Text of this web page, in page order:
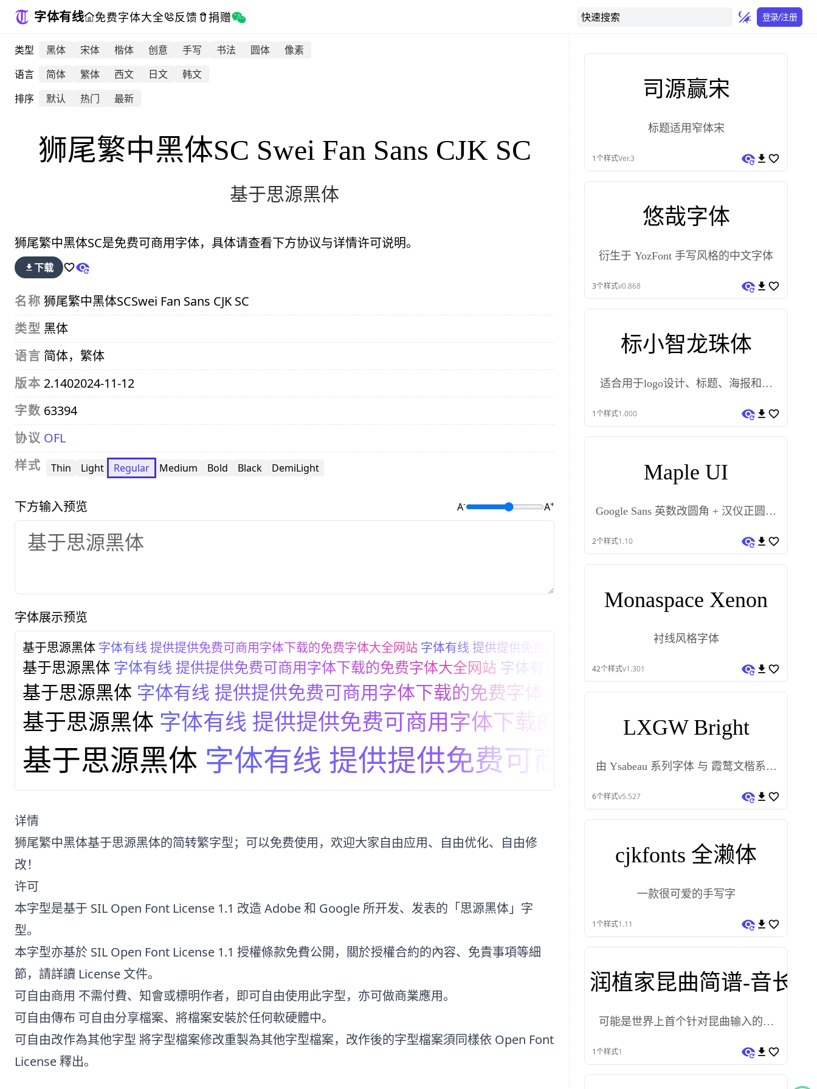
字体有线 免费字体大全 反馈 捐赠 快速搜索 登录/注册
类型 黑体 宋体 楷体 创意 手写 书法 圆体
像素
语言
简体 繁体 西文 日文
韩文
排序
默认 热门 最新
狮尾繁中黑体SC Swei Fan Sans CJK SC
基于思源黑体
狮尾繁中黑体SC是免费可商用字体，具体请查看下方协议与详情许可说明。
下载
名称 狮尾繁中黑体SCSwei Fan Sans CJK SC
类型 黑体
语言 简体，繁体
版本 2.1402024-11-12
字数 63394
协议 OFL
样式
Thin Light Regular Medium Bold Black DemiLight
下方输入预览 A- A+
字体展示预览
基于思源黑体 字体有线 提供提供免费可商用字体下载的免费字体大全网站 字体有线 提供提供免费可商用字体下载的免费字体大全网站
基于思源黑体 字体有线 提供提供免费可商用字体下载的免费字体大全网站 字体有线 提供提供免费可商用字体下载的免费字
基于思源黑体 字体有线 提供提供免费可商用字体下载的免费字体大全网站字体有线 提供提供免费
基于思源黑体 字体有线 提供提供免费可商用字体下载的免费字体大全网站字体有
基于思源黑体 字体有线 提供提供免费可商用字体下载的免费
详情
狮尾繁中黑体基于思源黑体的简转繁字型；可以免费使用，欢迎大家自由应用、自由优化、自由修
改！
许可
本字型是基于 SIL Open Font License 1.1 改造 Adobe 和 Google 所开发、发表的「思源黑体」字
型。
本字型亦基於 SIL Open Font License 1.1 授權條款免費公開，關於授權合約的內容、免責事項等細
節，請詳讀 License 文件。
可自由商用 不需付費、知會或標明作者，即可自由使用此字型，亦可做商業應用。
可自由傳布 可自由分享檔案、將檔案安裝於任何軟硬體中。
可自由改作為其他字型 將字型檔案修改重製為其他字型檔案，改作後的字型檔案須同樣依 Open Font
License 釋出。
司源赢宋
标题适用窄体宋
1个样式Ver.3
悠哉字体
衍生于 YozFont 手写风格的中文字体
3个样式v0.868
标小智龙珠体
适合用于logo设计、标题、海报和包
1个样式1.000
Maple UI
Google Sans 英数改圆角 + 汉仪正圆的
2个样式1.10
Monaspace Xenon
衬线风格字体
42个样式v1.301
LXGW Bright
由 Ysabeau 系列字体 与 霞鹜文楷系列
6个样式v5.527
cjkfonts 全濑体
一款很可爱的手写字
1个样式1.11
润植家昆曲简谱-音长版
可能是世界上首个针对昆曲输入的免
1个样式1